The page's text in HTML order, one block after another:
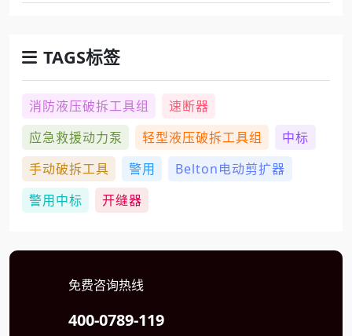
TAGS标签
消防液压破拆工具组
速断器
应急救援动力泵
轻型液压破拆工具组
中标
手动破拆工具
警用
Belton电动剪扩器
警用中标
开缝器
免费咨询热线
400-0789-119